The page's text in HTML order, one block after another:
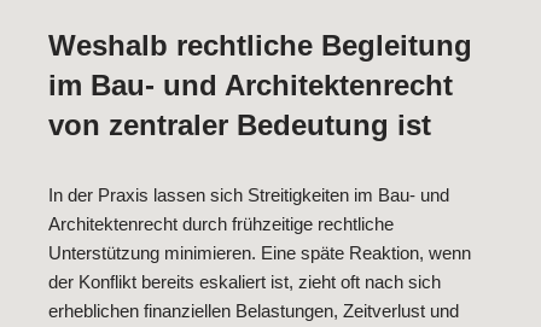
Weshalb rechtliche Begleitung
im Bau- und Architektenrecht
von zentraler Bedeutung ist
In der Praxis lassen sich Streitigkeiten im Bau- und
Architektenrecht durch frühzeitige rechtliche
Unterstützung minimieren. Eine späte Reaktion, wenn
der Konflikt bereits eskaliert ist, zieht oft nach sich
erheblichen finanziellen Belastungen, Zeitverlust und